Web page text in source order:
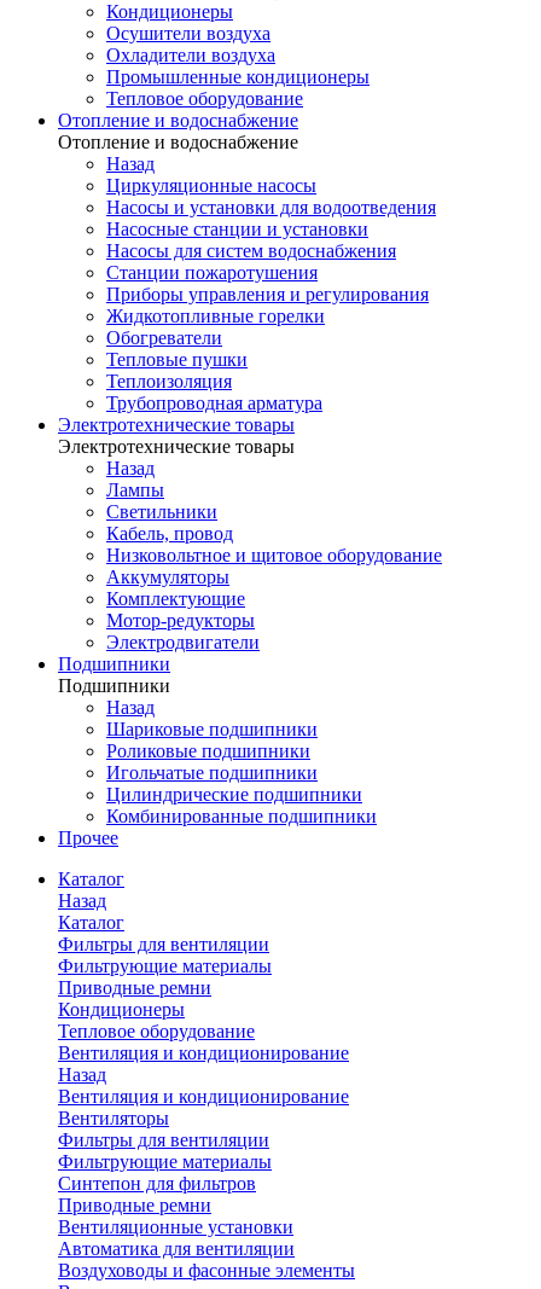
Кондиционеры
Осушители воздуха
Охладители воздуха
Промышленные кондиционеры
Тепловое оборудование
Отопление и водоснабжение
Отопление и водоснабжение
Назад
Циркуляционные насосы
Насосы и установки для водоотведения
Насосные станции и установки
Насосы для систем водоснабжения
Станции пожаротушения
Приборы управления и регулирования
Жидкотопливные горелки
Обогреватели
Тепловые пушки
Теплоизоляция
Трубопроводная арматура
Электротехнические товары
Электротехнические товары
Назад
Лампы
Светильники
Кабель, провод
Низковольтное и щитовое оборудование
Аккумуляторы
Комплектующие
Мотор-редукторы
Электродвигатели
Подшипники
Подшипники
Назад
Шариковые подшипники
Роликовые подшипники
Игольчатые подшипники
Цилиндрические подшипники
Комбинированные подшипники
Прочее
Каталог
Назад
Каталог
Фильтры для вентиляции
Фильтрующие материалы
Приводные ремни
Кондиционеры
Тепловое оборудование
Вентиляция и кондиционирование
Назад
Вентиляция и кондиционирование
Вентиляторы
Фильтры для вентиляции
Фильтрующие материалы
Синтепон для фильтров
Приводные ремни
Вентиляционные установки
Автоматика для вентиляции
Воздуховоды и фасонные элементы